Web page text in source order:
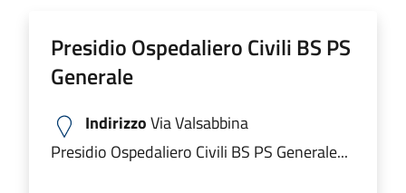
Presidio Ospedaliero Civili BS PS
Generale
IndirizzoVia Valsabbina
Presidio Ospedaliero Civili BS PS Generale...